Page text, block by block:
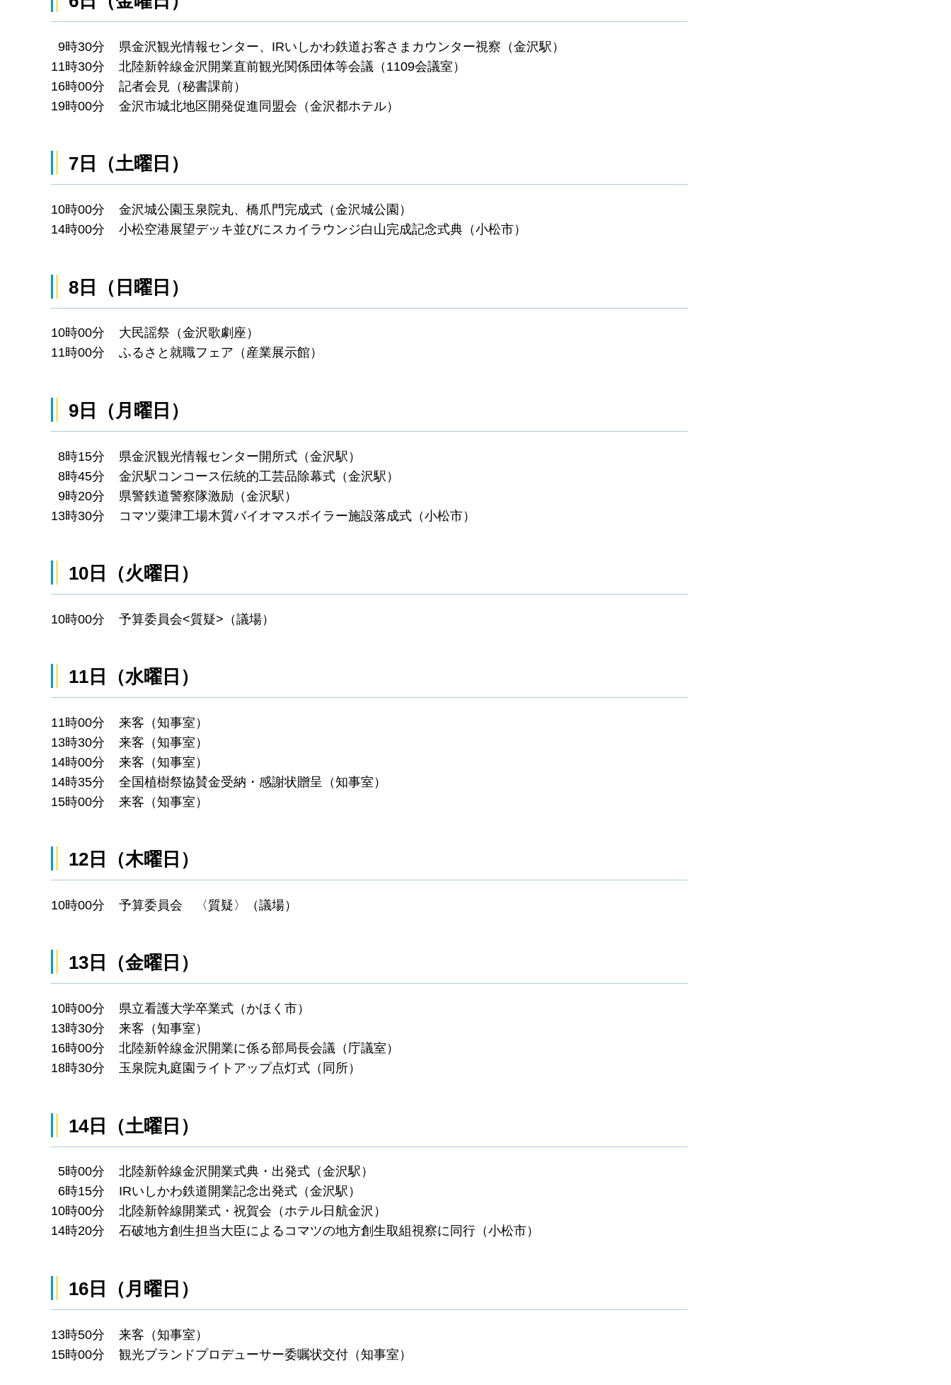
9時30分 県金沢観光情報センター、IRいしかわ鉄道お客さまカウンター視察（金沢駅）
11時30分 北陸新幹線金沢開業直前観光関係団体等会議（1109会議室）
16時00分 記者会見（秘書課前）
19時00分 金沢市城北地区開発促進同盟会（金沢都ホテル）
7日（土曜日）
10時00分 金沢城公園玉泉院丸、橋爪門完成式（金沢城公園）
14時00分 小松空港展望デッキ並びにスカイラウンジ白山完成記念式典（小松市）
8日（日曜日）
10時00分 大民謡祭（金沢歌劇座）
11時00分 ふるさと就職フェア（産業展示館）
9日（月曜日）
8時15分 県金沢観光情報センター開所式（金沢駅）
8時45分 金沢駅コンコース伝統的工芸品除幕式（金沢駅）
9時20分 県警鉄道警察隊激励（金沢駅）
13時30分 コマツ粟津工場木質バイオマスボイラー施設落成式（小松市）
10日（火曜日）
10時00分 予算委員会<質疑>（議場）
11日（水曜日）
11時00分 来客（知事室）
13時30分 来客（知事室）
14時00分 来客（知事室）
14時35分 全国植樹祭協賛金受納・感謝状贈呈（知事室）
15時00分 来客（知事室）
12日（木曜日）
10時00分 予算委員会 〈質疑〉（議場）
13日（金曜日）
10時00分 県立看護大学卒業式（かほく市）
13時30分 来客（知事室）
16時00分 北陸新幹線金沢開業に係る部局長会議（庁議室）
18時30分 玉泉院丸庭園ライトアップ点灯式（同所）
14日（土曜日）
5時00分 北陸新幹線金沢開業式典・出発式（金沢駅）
6時15分 IRいしかわ鉄道開業記念出発式（金沢駅）
10時00分 北陸新幹線開業式・祝賀会（ホテル日航金沢）
14時20分 石破地方創生担当大臣によるコマツの地方創生取組視察に同行（小松市）
16日（月曜日）
13時50分 来客（知事室）
15時00分 観光ブランドプロデューサー委嘱状交付（知事室）